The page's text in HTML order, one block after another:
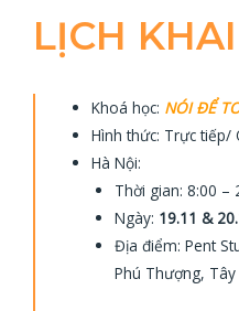
LỊCH
Khoá học: NÓI ĐỂ
Hình thức: Trực
Hà Nội:
Thời gian: 8:00 –
Ngày: 19.11 &
Địa điểm: Pent
Phú Thượng, Tây